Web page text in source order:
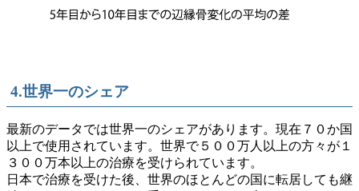
4.世界一のシェア
最新のデータでは世界一のシェアがあります。現在７０か国
以上で使用されています。世界で５００万人以上の方々が１
３００万本以上の治療を受けられています。
日本で治療を受けた後、世界のほとんどの国に転居しても継